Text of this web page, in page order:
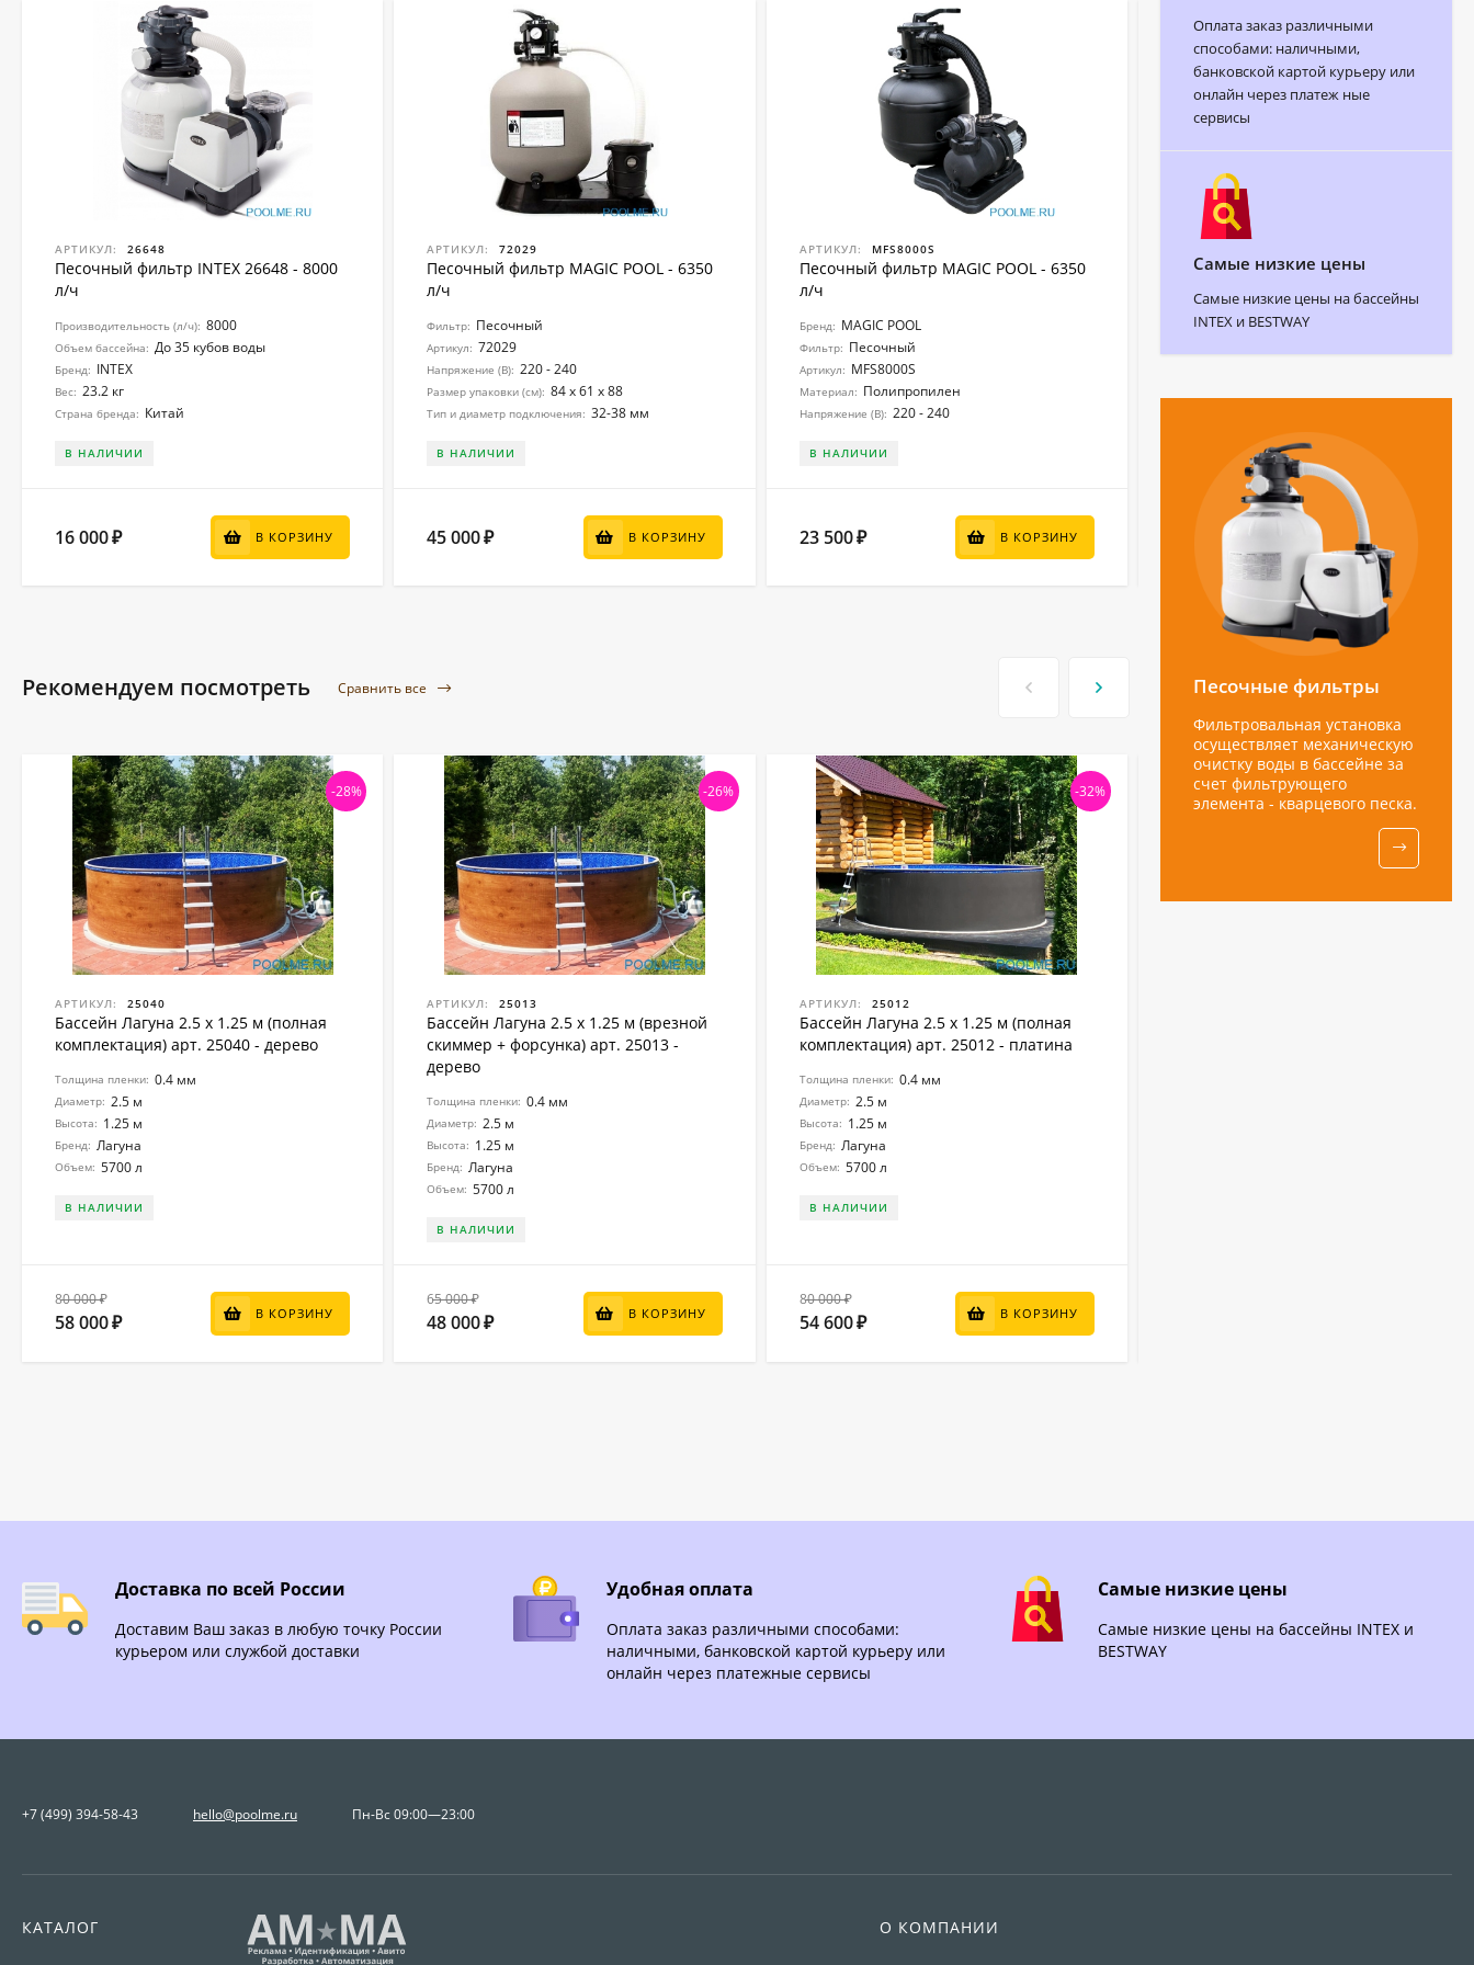
АРТИКУЛ: 26648
Песочный фильтр INTEX 26648 - 8000
л/ч
Производительность (л/ч): 8000
Объем бассейна: До 35 кубов воды
Бренд: INTEX
Вес: 23.2 кг
Страна бренда: Китай
В НАЛИЧИИ
16 000₽ В КОРЗИНУ
АРТИКУЛ: 72029
Песочный фильтр MAGIC POOL - 6350
л/ч
Фильтр: Песочный
Артикул: 72029
Напряжение (В): 220 - 240
Размер упаковки (см): 84 x 61 x 88
Тип и диаметр подключения: 32-38 мм
В НАЛИЧИИ
45 000₽ В КОРЗИНУ
АРТИКУЛ: MFS8000S
Песочный фильтр MAGIC POOL - 6350
л/ч
Бренд: MAGIC POOL
Фильтр: Песочный
Артикул: MFS8000S
Материал: Полипропилен
Напряжение (В): 220 - 240
В НАЛИЧИИ
23 500₽ В КОРЗИНУ
Песочный фильтр INTEX 26646 - 6000
л/ч
Бренд: INTEX
В НАЛИЧИИ
14 500
Рекомендуем посмотреть Сравнить все
-28%
АРТИКУЛ: 25040
Бассейн Лагуна 2.5 х 1.25 м (полная
комплектация) арт. 25040 - дерево
Толщина пленки: 0.4 мм
Диаметр: 2.5 м
Высота: 1.25 м
Бренд: Лагуна
Объем: 5700 л
В НАЛИЧИИ
80 000 ₽
58 000₽
В КОРЗИНУ
-26%
АРТИКУЛ: 25013
Бассейн Лагуна 2.5 х 1.25 м (врезной
скиммер + форсунка) арт. 25013 -
дерево
Толщина пленки: 0.4 мм
Диаметр: 2.5 м
Высота: 1.25 м
Бренд: Лагуна
Объем: 5700 л
В НАЛИЧИИ
65 000 ₽
48 000₽
В КОРЗИНУ
-32%
АРТИКУЛ: 25012
Бассейн Лагуна 2.5 х 1.25 м (полная
комплектация) арт. 25012 - платина
Толщина пленки: 0.4 мм
Диаметр: 2.5 м
Высота: 1.25 м
Бренд: Лагуна
Объем: 5700 л
В НАЛИЧИИ
80 000 ₽
54 600₽
В КОРЗИНУ
Оплата заказ различными
способами: наличными,
банковской картой курьеру или
онлайн через платеж ные
сервисы
Самые низкие цены
Самые низкие цены на бассейны
INTEX и BESTWAY
Песочные фильтры
Фильтровальная установка
осуществляет механическую
очистку воды в бассейне за
счет фильтрующего
элемента - кварцевого песка.
Доставка по всей России
Доставим Ваш заказ в любую точку России
курьером или службой доставки
Удобная оплата
Оплата заказ различными способами:
наличными, банковской картой курьеру или
онлайн через платежные сервисы
Самые низкие цены
Самые низкие цены на бассейны INTEX и
BESTWAY
+7 (499) 394-58-43 hello@poolme.ru Пн-Вс 09:00—23:00
КАТАЛОГ О КОМПАНИИ